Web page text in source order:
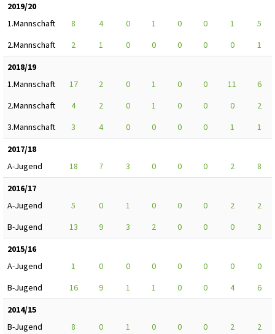
2019/20
1.Mannschaft
8 4 0 1 0 0 1
5
2.Mannschaft
2 1 0 0 0 0 0
1
2018/19
1.Mannschaft
17 2 0 1 0 0 11
6
2.Mannschaft
4 2 0 1 0 0 0
2
3.Mannschaft
3 4 0 0 0 0 1
1
2017/18
A-Jugend
18 7 3 0 0 0 2
8
2016/17
A-Jugend
5 0 1 0 0 0 2
2
B-Jugend
13 9 3 2 0 0 0
3
2015/16
A-Jugend
1 0 0 0 0 0 0
0
B-Jugend
16 9 1 1 0 0 4
6
2014/15
B-Jugend
8 0 1 0 0 0 2 2